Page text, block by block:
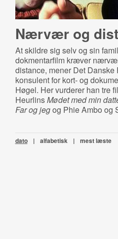
Nærvær og
At skildre sig selv og sin
dokmentarfilm kræver
distance, mener Det Danske
konsulent for kort- og
Høgel. Her vurderer han tre
HeurlinsMødet med min
Far og jegog Phie Ambo og
dato | alfabetisk | mest læste